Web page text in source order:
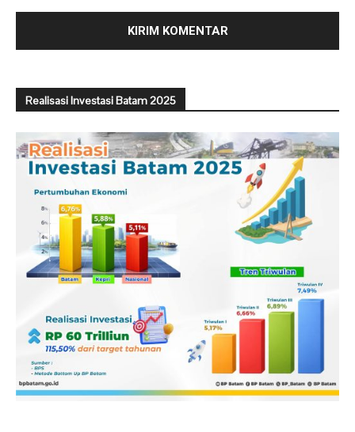
Realisasi Investasi Batam 2025